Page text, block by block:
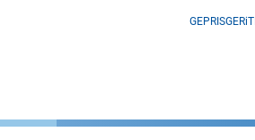
GEPRISGERiT